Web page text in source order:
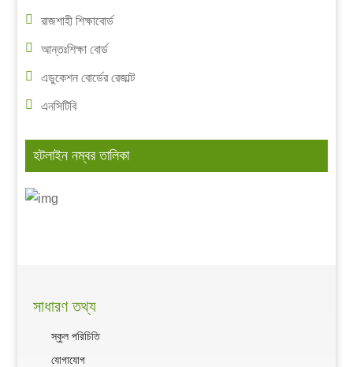
রাজশাহী শিক্ষাবোর্ড
আন্তঃশিক্ষা বোর্ড
এডুকেশন বোর্ডের রেজাল্ট
এনসিটিবি
হটলাইন নম্বর তালিকা
সাধারণ তথ্য
স্কুল পরিচিতি
যোগাযোগ